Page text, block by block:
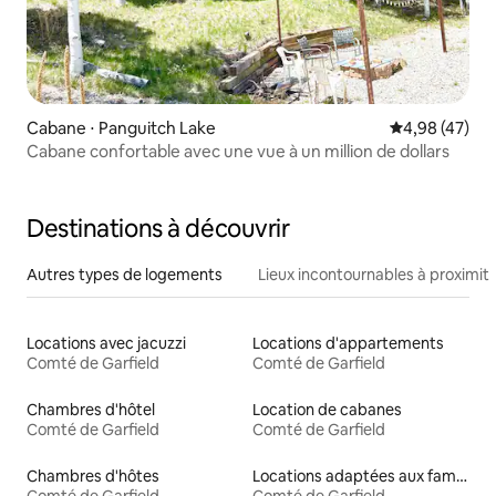
Cabane ⋅ Panguitch Lake Évaluation
4,98 (47)
Cabane confortable avec une vue à un million de dollars
Destinations à découvrir
Autres types de logements Lieux incontournables à
Locations avec jacuzzi
Comté de Garfield
Locations d'appartements
Comté de Garfield
Chambres d'hôtel
Comté de Garfield
Location de cabanes
Comté de Garfield
Chambres d'hôtes
Locations adaptées aux familles